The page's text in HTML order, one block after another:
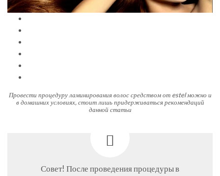
Провести процедуру ламинирования волос средством от estel можно и
в домашних условиях, стоит лишь придерживаться рекомендаций
данной статьи
Совет! После проведения процедуры в